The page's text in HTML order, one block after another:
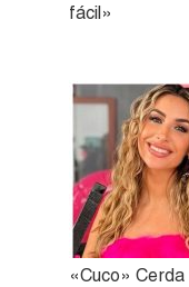
fácil»
«Cuco»